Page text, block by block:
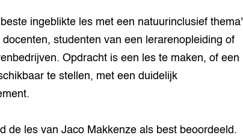
ingeblikte les met een natuurinclusief thema'
studenten van een lerarenopleiding of
Opdracht is een les te maken, of een
te stellen, met een duidelijk
de les van Jaco Makkenze als best beoordeeld.